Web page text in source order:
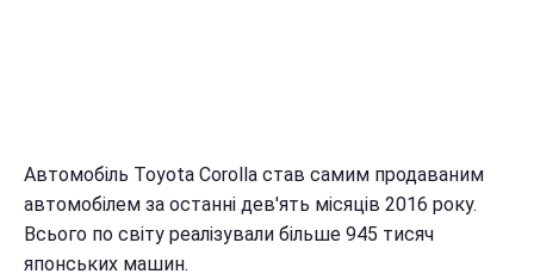
Автомобіль Toyota Corolla став самим продаваним
автомобілем за останні дев'ять місяців 2016 року.
Всього по світу реалізували більше 945 тисяч
японських машин.